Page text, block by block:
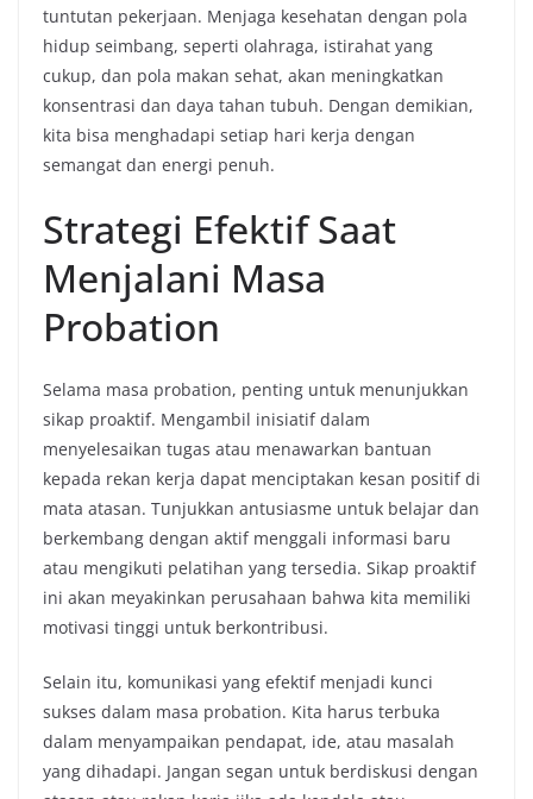
tuntutan pekerjaan. Menjaga kesehatan dengan pola
hidup seimbang, seperti olahraga, istirahat yang
cukup, dan pola makan sehat, akan meningkatkan
konsentrasi dan daya tahan tubuh. Dengan demikian,
kita bisa menghadapi setiap hari kerja dengan
semangat dan energi penuh.
Strategi Efektif Saat
Menjalani Masa
Probation
Selama masa probation, penting untuk menunjukkan
sikap proaktif. Mengambil inisiatif dalam
menyelesaikan tugas atau menawarkan bantuan
kepada rekan kerja dapat menciptakan kesan positif di
mata atasan. Tunjukkan antusiasme untuk belajar dan
berkembang dengan aktif menggali informasi baru
atau mengikuti pelatihan yang tersedia. Sikap proaktif
ini akan meyakinkan perusahaan bahwa kita memiliki
motivasi tinggi untuk berkontribusi.
Selain itu, komunikasi yang efektif menjadi kunci
sukses dalam masa probation. Kita harus terbuka
dalam menyampaikan pendapat, ide, atau masalah
yang dihadapi. Jangan segan untuk berdiskusi dengan